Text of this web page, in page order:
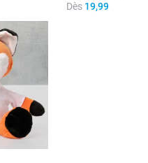
Dès19,99